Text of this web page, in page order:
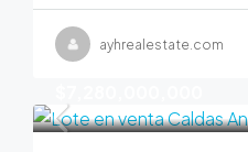
ayhrealestate.com